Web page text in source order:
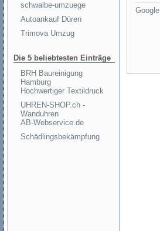
schwalbe-umzuege
Autoankauf Düren
Trimova Umzug
Die 5 beliebtesten Einträge
BRH Baureinigung
Hamburg
Hochwertiger Textildruck
UHREN-SHOP.ch -
Wanduhren
AB-Webservice.de
Schädlingsbekämpfung
Google